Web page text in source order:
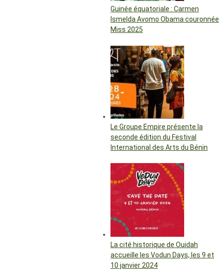
Guinée équatoriale : Carmen
Ismelda Avomo Obama couronnée
Miss 2025
Le Groupe Empire présente la
seconde édition du Festival
International des Arts du Bénin
La cité historique de Ouidah
accueille les Vodun Days, les 9 et
10 janvier 2024